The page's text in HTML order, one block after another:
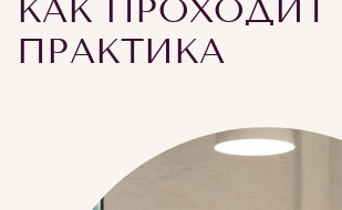
КАК ПРОХОДИТ
ПРАКТИКА